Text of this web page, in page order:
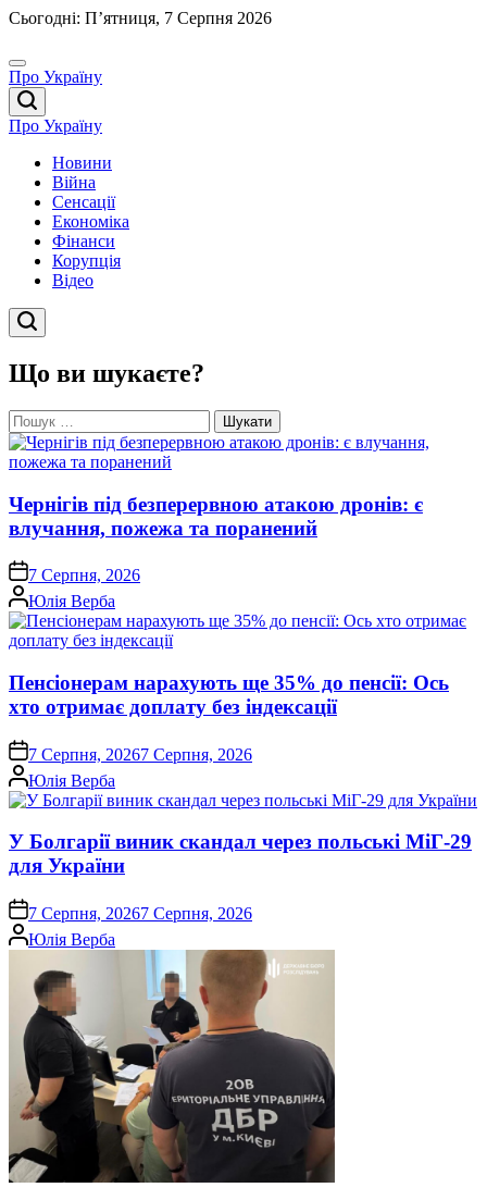
Перейти
вмісту
Сьогодні: П’ятниця, 7 Серпня 2026
Про Україну
Про Україну
Новини
Війна
Сенсації
Економіка
Фінанси
Корупція
Відео
Що ви шукаєте?
Пошук:
Чернігів під безперервною атакою дронів: є
влучання, пожежа та поранений
on 7 Серпня, 2026
Опубліковано
Юлія Верба
Пенсіонерам нарахують ще 35% до пенсії: Ось
хто отримає доплату без індексації
on 7 Серпня, 20267 Серпня, 2026
Опубліковано
Юлія Верба
У Болгарії виник скандал через польські МіГ-29
для України
on 7 Серпня, 20267 Серпня, 2026
Опубліковано
Юлія Верба